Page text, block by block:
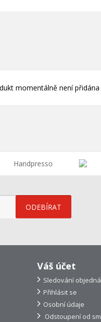
momentálně není přidána
Váš účet
Sledování
Přihlásit se
Osobní údaje
Odstoupení od